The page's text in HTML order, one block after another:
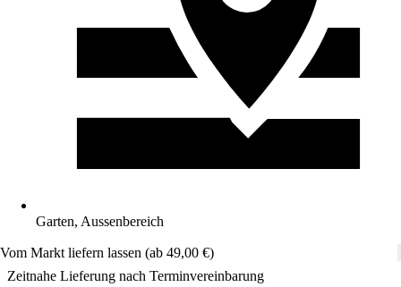
Garten, Aussenbereich
Vom Markt liefern lassen (ab 49,00 €)
Zeitnahe Lieferung nach Terminvereinbarung